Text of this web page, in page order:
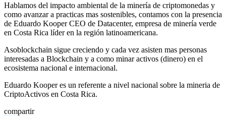
Hablamos del impacto ambiental de la minería de criptomonedas y
como avanzar a practicas mas sostenibles, contamos con la presencia
de Eduardo Kooper CEO de Datacenter, empresa de minería verde
en Costa Rica líder en la región latinoamericana.
Asoblockchain sigue creciendo y cada vez asisten mas personas
interesadas a Blockchain y a como minar activos (dinero) en el
ecosistema nacional e internacional.
Eduardo Kooper es un referente a nivel nacional sobre la mineria de
CriptoActivos en Costa Rica.
compartir